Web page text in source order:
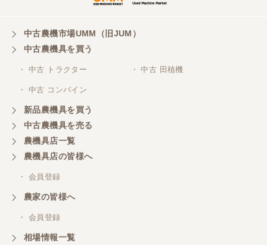
中古農機市場UMM（旧JUM）
中古農機具を買う
・ 中古 トラクター ・ 中古 田植機
・ 中古 コンバイン
新品農機具を買う
中古農機具を売る
農機具店一覧
農機具店の皆様へ
・ 会員登録
農家の皆様へ
・ 会員登録
相場情報一覧